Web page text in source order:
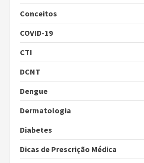
Conceitos
COVID-19
CTI
DCNT
Dengue
Dermatologia
Diabetes
Dicas de Prescrição Médica